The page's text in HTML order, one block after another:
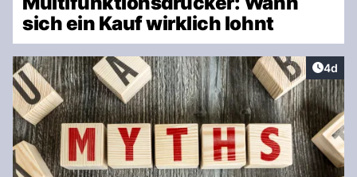
sich ein Kauf wirklich lohnt
4d